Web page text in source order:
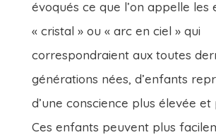
évoqués ce que l’on appelle les
« cristal » ou « arc en ciel » qui
correspondraient aux toutes
générations nées, d’enfants
d’une conscience plus élevée et
Ces enfants peuvent plus